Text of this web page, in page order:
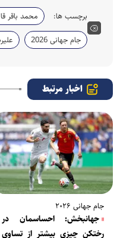
برچسب ها: محمد باقر
جام جهانی 2026
اخبار مرتبط
جام جهانی ۲۰۲۶
جهانبخش: احساسمان در
رختکن چیزی بیشتر از تساوی